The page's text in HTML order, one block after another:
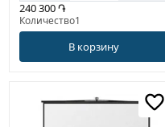
240 300 ֏
Количество1
В корзину